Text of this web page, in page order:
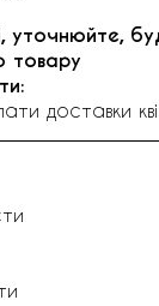
уточнюйте,
товару